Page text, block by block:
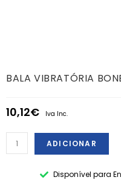
BALA VIBRATÓRIA
10,12€ Iva Inc.
ADICIONAR
Disponível para